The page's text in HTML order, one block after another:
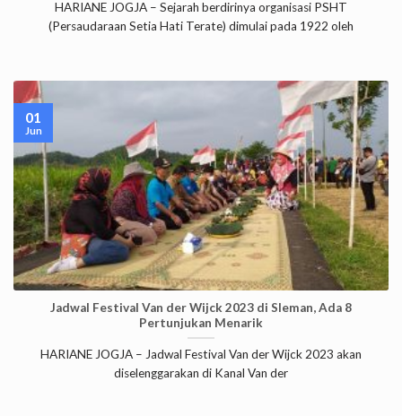
HARIANE JOGJA – Sejarah berdirinya organisasi PSHT
(Persaudaraan Setia Hati Terate) dimulai pada 1922 oleh
Jadwal Festival Van der Wijck 2023 di Sleman, Ada 8
Pertunjukan Menarik
HARIANE JOGJA – Jadwal Festival Van der Wijck 2023 akan
diselenggarakan di Kanal Van der
01
Jun